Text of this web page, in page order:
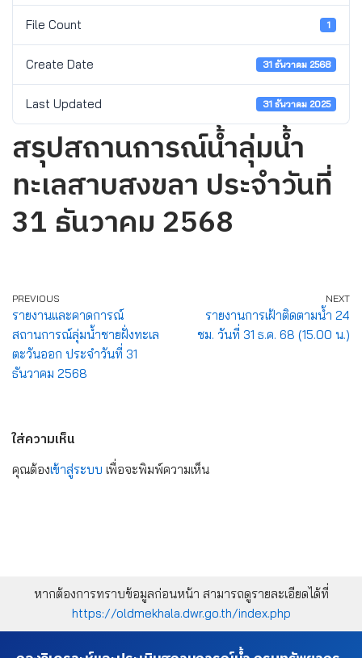
File Count 1
Create Date 31 ธันวาคม 2568
Last Updated 31 ธันวาคม 2025
สรุปสถานการณ์น้ำลุ่มน้ำ
ทะเลสาบสงขลา ประจำวันที่
31 ธันวาคม 2568
PREVIOUS
รายงานและคาดการณ์
สถานการณ์ลุ่มน้ำชายฝั่งทะเล
ตะวันออก ประจำวันที่ 31
ธันวาคม 2568
NEXT
รายงานการเฝ้าติดตามน้ำ 24
ชม. วันที่ 31 ธ.ค. 68 (15.00 น.)
ใส่ความเห็น
คุณต้องเข้าสู่ระบบ เพื่อจะพิมพ์ความเห็น
หากต้องการทราบข้อมูลก่อนหน้า สามารถดูรายละเอียดได้ที่
https://oldmekhala.dwr.go.th/index.php